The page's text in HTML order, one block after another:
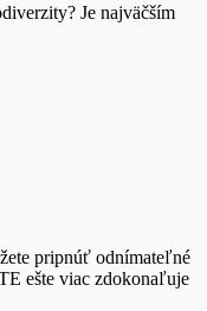
Je najväčším
pripnúť odnímateľné
ešte viac zdokonaľuje